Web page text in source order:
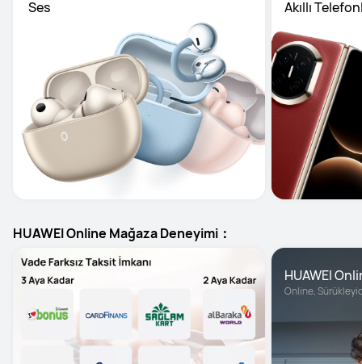
Ses Akıllı
HUAWEI Online Mağaza Deneyimi：
HUAWEI
Online,